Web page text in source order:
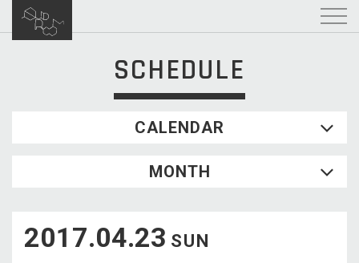
SCHEDULE
CALENDAR
WED
2
3 4 5
MONTH
2017.04.23 SUN